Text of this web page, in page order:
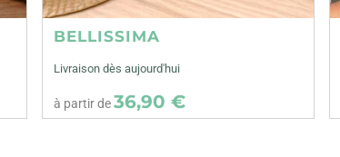
BELLISSIMA
Livraison dès aujourd'hui
à partir de36,90 €